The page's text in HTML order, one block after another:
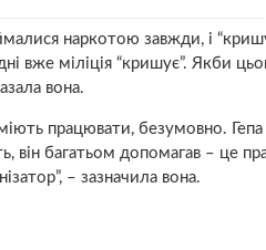
наркотою завжди, і
вже міліція “кришує”. Якби
вона.
працювати, безумовно.
багатьом допомагав – це
– зазначила вона.